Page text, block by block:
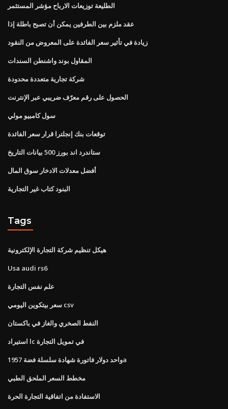
الطليعة توزيعات الارباح مؤشر المستثمر
عقد ملزم بين الطرفين يمكن أن تصبح باطلة إذا
زيادة في تأثير سعر الفائدة على المعروض من النقود
المقاول بوند واشنطن السندات
شركة تجارية متعددة محدودة
الحصول على رقم معرّف ضريبي عبر الإنترنت
سول كامبيو مولي
توقعات بنك إنجلترا قرار سعر الفائدة
ستاندرد اند بورز 500 بيانات التاريخ
أفضل معدلات الادخار سوق المال
البنود كتاب غير التجارية
Tags
هيكل تنظيم شركة التجارة الإلكترونية
Usa audi rs6
علم نفس التجارة
سعر بيتكوين اليومي csv
النفط الصخري والغاز في باكستان
استيراد lc في تمويل التجارة
واحد دولار فاتورة شهادة سلسلة فضة 1957a
مخطط السعر الملحق الطبي
الاستفادة من اتفاقية التجارة الحرة